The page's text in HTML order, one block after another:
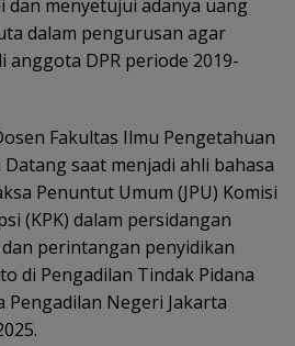
dan menyetujui adanya uang
dalam pengurusan agar
anggota DPR periode 2019-
Fakultas Ilmu Pengetahuan
Datang saat menjadi ahli bahasa
Penuntut Umum (JPU) Komisi
(KPK) dalam persidangan
perintangan penyidikan
di Pengadilan Tindak Pidana
Negeri Jakarta